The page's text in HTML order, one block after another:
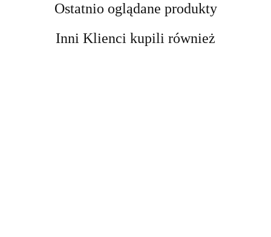
Ostatnio oglądane produkty
Inni Klienci kupili również